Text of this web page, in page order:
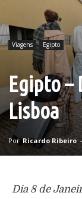
Viagens Egipto
Egipto –
Lisboa
Por Ricardo Ribeiro -
Dia 8 de